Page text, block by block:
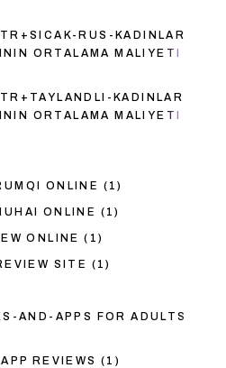
RUS-KADINLAR
ORTALAMA MALIYETI
KADINLAR
ORTALAMA MALIYETI
ONLINE (1)
ONLINE (1)
ONLINE (1)
SITE (1)
AND-APPS FOR ADULTS
REVIEWS (1)